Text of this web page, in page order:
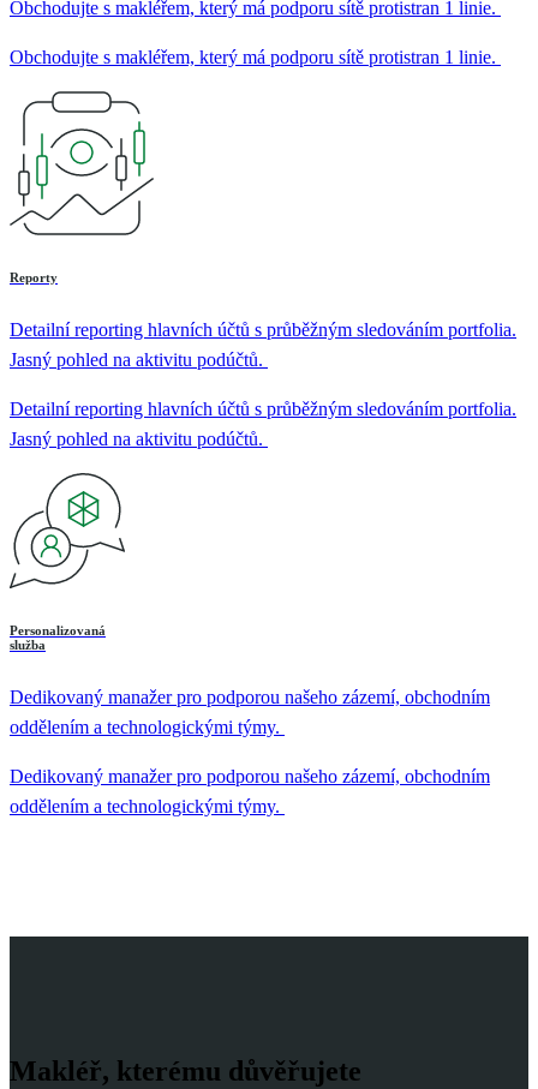
Obchodujte s makléřem, který má podporu sítě protistran 1 linie.
Obchodujte s makléřem, který má podporu sítě protistran 1 linie.
Reporty
Detailní reporting hlavních účtů s průběžným sledováním portfolia.
Jasný pohled na aktivitu podúčtů.
Detailní reporting hlavních účtů s průběžným sledováním portfolia.
Jasný pohled na aktivitu podúčtů.
Personalizovaná
služba
Dedikovaný manažer pro podporou našeho zázemí, obchodním
oddělením a technologickými týmy.
Dedikovaný manažer pro podporou našeho zázemí, obchodním
oddělením a technologickými týmy.
Makléř, kterému důvěřujete